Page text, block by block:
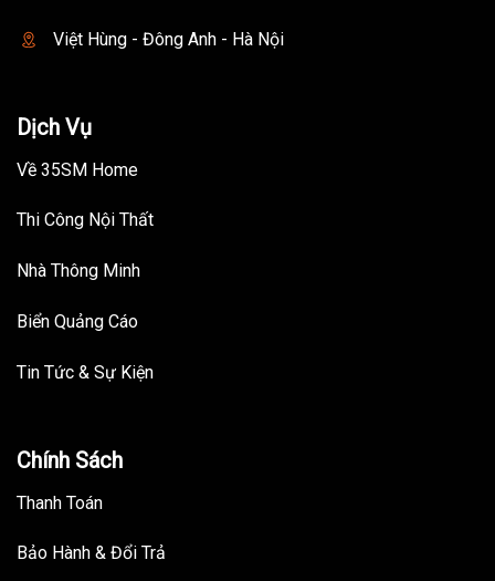
Việt Hùng - Đông Anh - Hà Nội
Dịch Vụ
Về 35SM Home
Thi Công Nội Thất
Nhà Thông Minh
Biển Quảng Cáo
Tin Tức & Sự Kiện
Chính Sách
Thanh Toán
Bảo Hành & Đổi Trả